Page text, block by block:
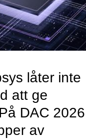
låter inte
att ge
DAC 2026
av